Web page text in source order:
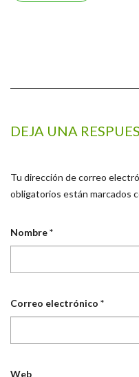
DEJA UNA
Tu dirección de correo
obligatorios están marcados
Nombre*
Correo electrónico *
Web